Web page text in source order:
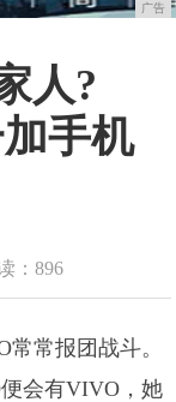
广告
人?
手机
：896
常报团战斗。
会有VIVO，她